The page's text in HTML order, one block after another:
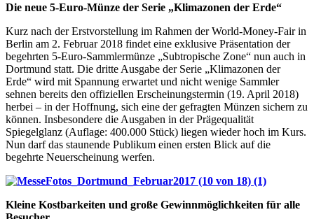
Die neue 5-Euro-Münze der Serie „Klimazonen der Erde“
Kurz nach der Erstvorstellung im Rahmen der World-Money-Fair in
Berlin am 2. Februar 2018 findet eine exklusive Präsentation der
begehrten 5-Euro-Sammlermünze „Subtropische Zone“ nun auch in
Dortmund statt. Die dritte Ausgabe der Serie „Klimazonen der
Erde“ wird mit Spannung erwartet und nicht wenige Sammler
sehnen bereits den offiziellen Erscheinungstermin (19. April 2018)
herbei – in der Hoffnung, sich eine der gefragten Münzen sichern zu
können. Insbesondere die Ausgaben in der Prägequalität
Spiegelglanz (Auflage: 400.000 Stück) liegen wieder hoch im Kurs.
Nun darf das staunende Publikum einen ersten Blick auf die
begehrte Neuerscheinung werfen.
Kleine Kostbarkeiten und große Gewinnmöglichkeiten für alle